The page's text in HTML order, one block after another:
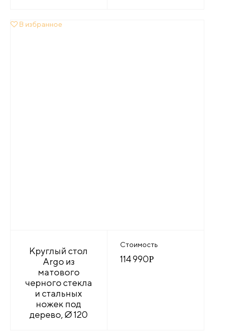
В избранное
Круглый стол
Argo из
матового
черного стекла
и стальных
ножек под
дерево, Ø 120
Стоимость
114 990Р